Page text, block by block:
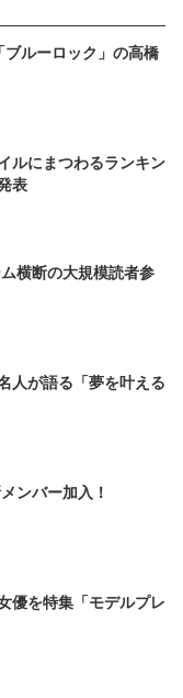
ルーロック」の高橋
ルにまつわるランキン
表
横断の大規模読者参
人が語る「夢を叶える
ンバー加入！
優を特集「モデルプレ